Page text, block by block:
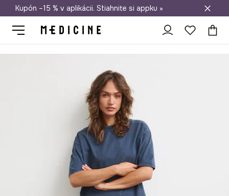
Doprava zadarmo od 50 €
Kupón –15 % v aplikácii. Stiahnite si appku »